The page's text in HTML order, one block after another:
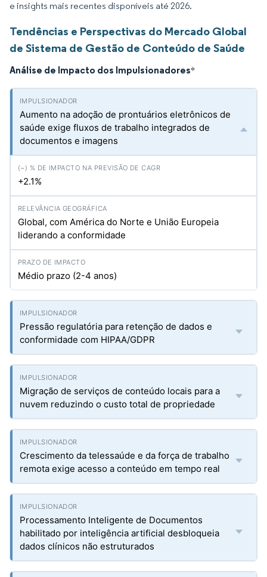
e insights mais recentes disponíveis até 2026.
Tendências e Perspectivas do Mercado Global
de Sistema de Gestão de Conteúdo de Saúde
Análise de Impacto dos Impulsionadores*
Aumento na adoção de prontuários eletrônicos de
saúde exige fluxos de trabalho integrados de
documentos e imagens
+2.1%
Global, com América do Norte e União Europeia
liderando a conformidade
Médio prazo (2-4 anos)
Pressão regulatória para retenção de dados e
conformidade com HIPAA/GDPR
Migração de serviços de conteúdo locais para a
nuvem reduzindo o custo total de propriedade
Crescimento da telessaúde e da força de trabalho
remota exige acesso a conteúdo em tempo real
Processamento Inteligente de Documentos
habilitado por inteligência artificial desbloqueia
dados clínicos não estruturados